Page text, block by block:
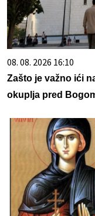
08. 08. 2026 16:10
Zašto je važno ići
okuplja pred